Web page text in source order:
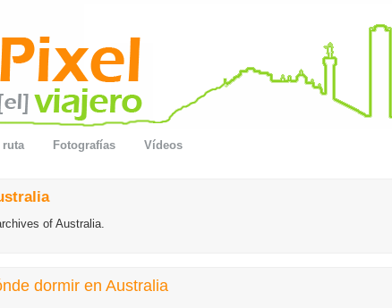
ruta Fotografías Vídeos
of Australia.
dormir en Australia